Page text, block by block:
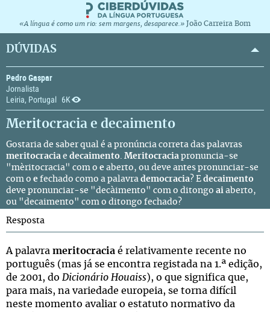
«A língua é como um rio: sem margens, desaparece.» João Carreira Bom
DÚVIDAS
Pedro Gaspar
Jornalista
Leiria, Portugal
6K
Meritocracia e decaimento
Gostaria de saber qual é a pronúncia correta das palavras
meritocracia e decaimento. Meritocracia pronuncia-se
"mèritocracia" com o e aberto, ou deve antes pronunciar-se
com o e fechado como a palavra democracia? E decaimento
deve pronunciar-se "decàimento" com o ditongo ai aberto,
ou "decaimento" com o ditongo fechado?
Resposta
A palavra meritocracia é relativamente recente no
português (mas já se encontra registada na 1.ª edição,
de 2001, do Dicionário Houaiss), o que significa que,
para mais, na variedade europeia, se torna difícil
neste momento avaliar o estatuto normativo da